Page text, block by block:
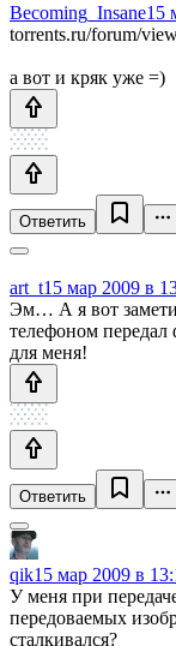
Becoming_Insane15
torrents.ru/forum/
а вот и кряк уже =)
Ответить
art_t15 мар 2009 в
Эм… А я вот
телефоном
для меня!
Ответить
qik15 мар 2009 в
У меня при
передоваемых
сталкивался?